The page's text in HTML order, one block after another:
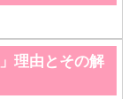
理由とその解